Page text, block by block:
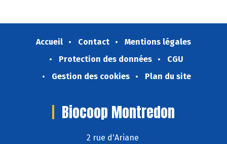
Accueil Contact
Mentions légales
Protection des données
CGU
Gestion des cookies
Plan du site
Biocoop Montredon
2 rue d'Ariane